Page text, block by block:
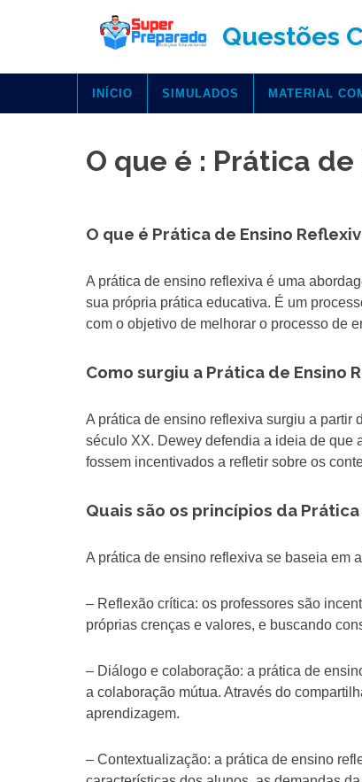
Questões
INÍCIO SIMULADOS MATERIAL
O que é : Prática
O que é Prática de Ensino
A prática de ensino reflexiva é uma
sua própria prática educativa. É um
com o objetivo de melhorar o processo de
Como surgiu a Prática de Ensino
A prática de ensino reflexiva surgiu a partir
século XX. Dewey defendia a ideia de que
fossem incentivados a refletir sobre os
Quais são os princípios da
A prática de ensino reflexiva se baseia em
– Reflexão crítica: os professores são
próprias crenças e valores, e buscando
– Diálogo e colaboração: a prática de
a colaboração mútua. Através do
aprendizagem.
– Contextualização: a prática de ensino